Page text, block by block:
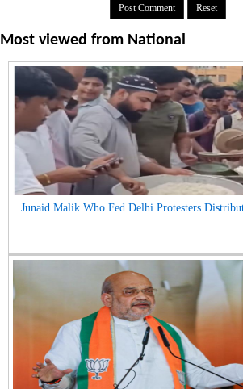
Most viewed from National
Junaid Malik Who Fed Delhi Protesters